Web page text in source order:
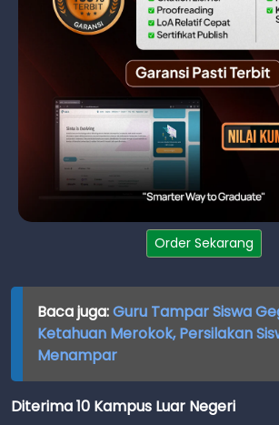
Order Sekarang
Baca juga:Guru Tampar Siswa
Ketahuan Merokok, Persilakan
Menampar
Diterima 10 Kampus Luar Negeri